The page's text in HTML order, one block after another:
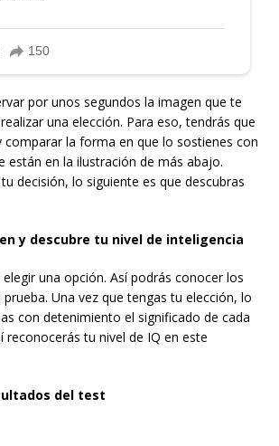
por unos segundos la imagen que te
una elección. Para eso, tendrás que
comparar la forma en que lo sostienes con
están en la ilustración de más abajo.
decisión, lo siguiente es que descubras
y descubre tu nivel de inteligencia
una opción. Así podrás conocer los
Una vez que tengas tu elección, lo
con detenimiento el significado de cada
reconocerás tu nivel de IQ en este
del test